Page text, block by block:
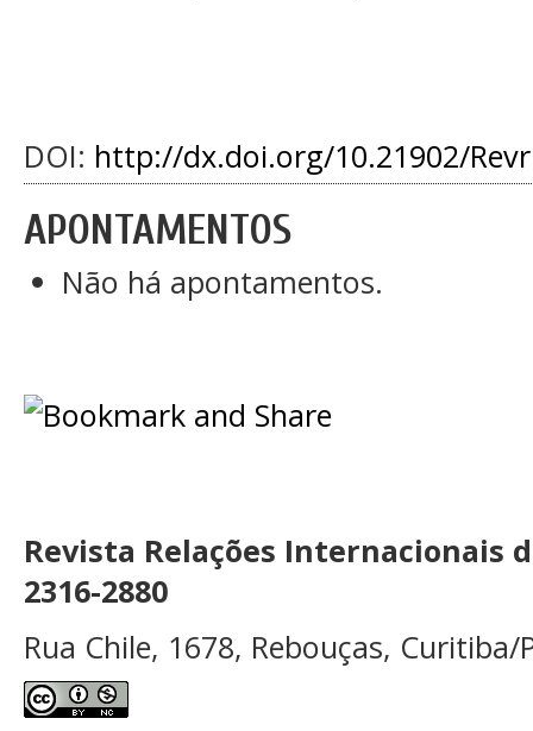
DOI: http://dx.doi.org/10.21902/
APONTAMENTOS
Não há apontamentos.
Revista Relações Internacionais
2316-2880
Rua Chile, 1678, Rebouças, Curitiba/